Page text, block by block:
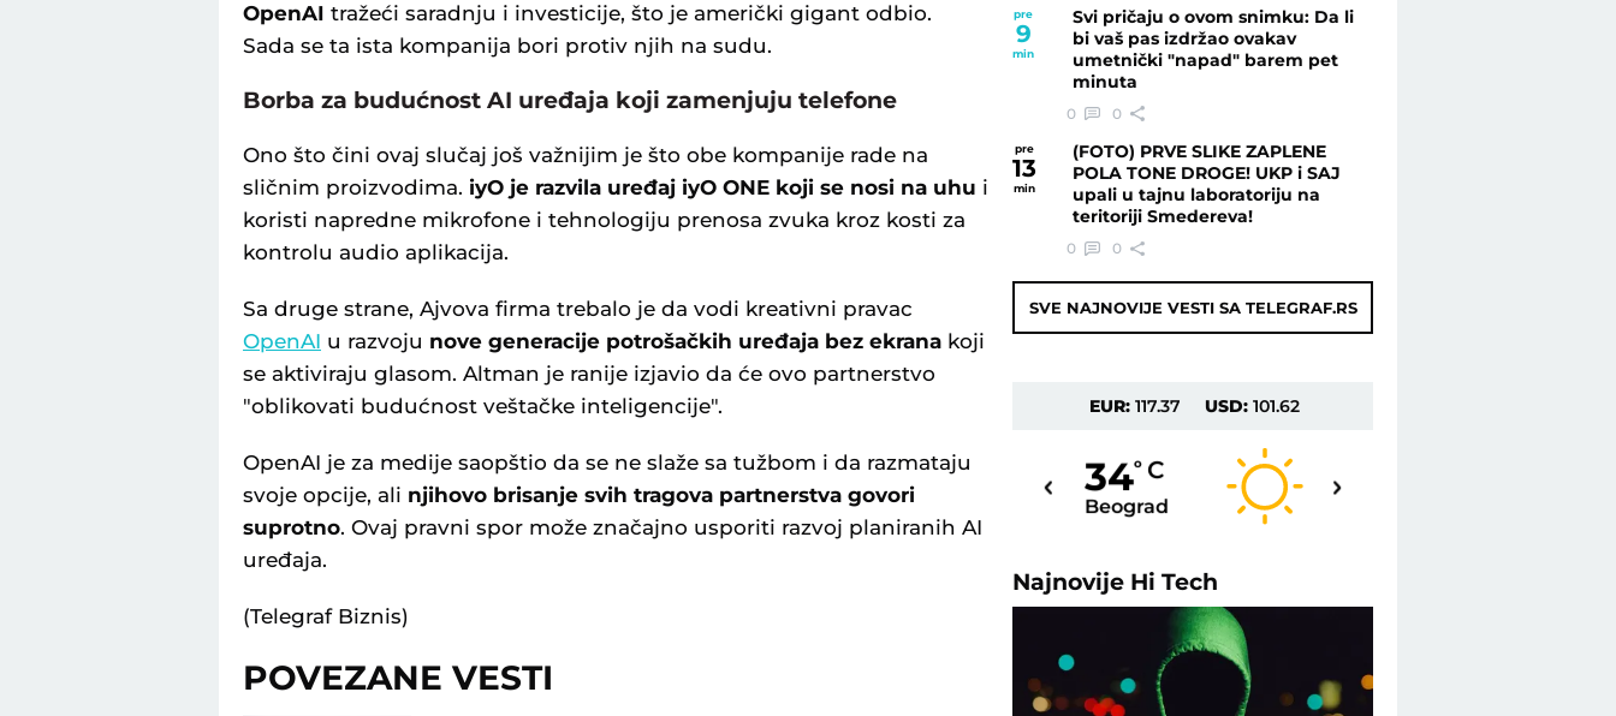
OpenAI tražeći saradnju i investicije, što je američki gigant odbio.
Sada se ta ista kompanija bori protiv njih na sudu.
Borba za budućnost AI uređaja koji zamenjuju telefone
Ono što čini ovaj slučaj još važnijim je što obe kompanije rade na
sličnim proizvodima. iyO je razvila uređaj iyO ONE koji se nosi na uhu i
koristi napredne mikrofone i tehnologiju prenosa zvuka kroz kosti za
kontrolu audio aplikacija.
Sa druge strane, Ajvova firma trebalo je da vodi kreativni pravac
OpenAI u razvoju nove generacije potrošačkih uređaja bez ekrana koji
se aktiviraju glasom. Altman je ranije izjavio da će ovo partnerstvo
"oblikovati budućnost veštačke inteligencije".
OpenAI je za medije saopštio da se ne slaže sa tužbom i da razmataju
svoje opcije, ali njihovo brisanje svih tragova partnerstva govori
suprotno. Ovaj pravni spor može značajno usporiti razvoj planiranih AI
uređaja.
(Telegraf Biznis)
POVEZANE VESTI
pre
9
min
Svi pričaju o ovom snimku: Da li
bi vaš pas izdržao ovakav
umetnički "napad" barem pet
minuta
0 0
pre
13
min
(FOTO) PRVE SLIKE ZAPLENE
POLA TONE DROGE! UKP i SAJ
upali u tajnu laboratoriju na
teritoriji Smedereva!
0 0
SVE NAJNOVIJE VESTI SA TELEGRAF.RS
EUR:117.37 USD: 101.62
30o C
Priština
34o C
Beograd
Najnovije Hi Tech